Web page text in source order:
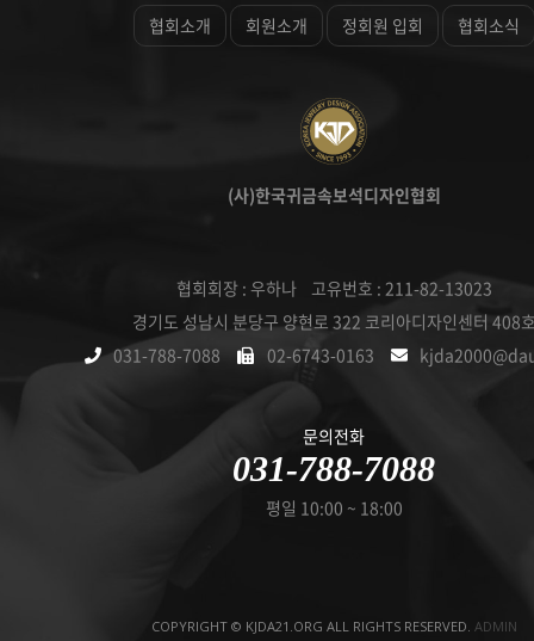
협회소개 회원소개 정회원 입회 협회소식
(사)한국귀금속보석디자인협회
협회회장 : 우하나 고유번호 : 211-82-13023
경기도 성남시 분당구 양현로 322 코리아디자인센터 408
031-788-7088
02-6743-0163
문의전화
031-788-7088
평일 10:00 ~ 18:00
COPYRIGHT © KJDA21.ORG ALL RIGHTS RESERVED. ADMIN